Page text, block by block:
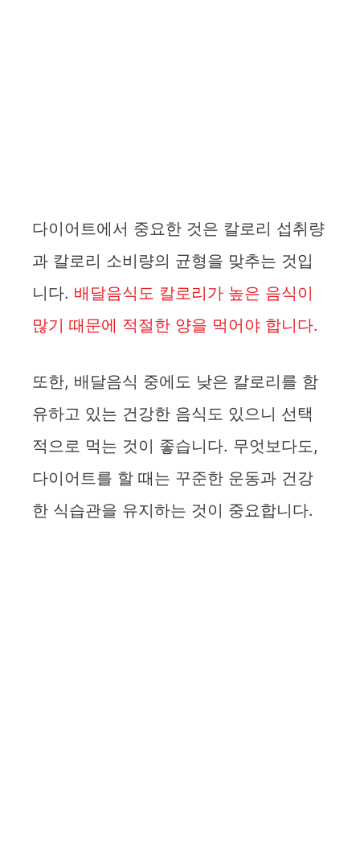
다이어트에서 중요한 것은 칼로리 섭취량
과 칼로리 소비량의 균형을 맞추는 것입
니다. 배달음식도 칼로리가 높은 음식이
많기 때문에 적절한 양을 먹어야 합니다.
또한, 배달음식 중에도 낮은 칼로리를 함
유하고 있는 건강한 음식도 있으니 선택
적으로 먹는 것이 좋습니다. 무엇보다도,
다이어트를 할 때는 꾸준한 운동과 건강
한 식습관을 유지하는 것이 중요합니다.